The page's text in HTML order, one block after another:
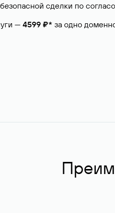
сделки по
— 4599 ₽* за одно